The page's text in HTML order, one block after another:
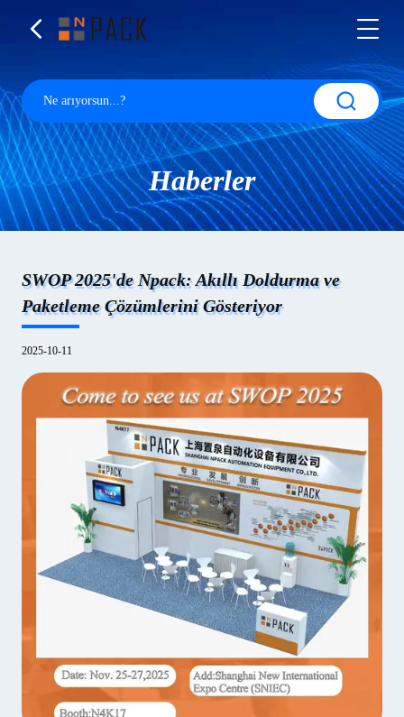
Haberler
SWOP 2025'de Npack: Akıllı Doldurma ve
Paketleme Çözümlerini Gösteriyor
2025-10-11